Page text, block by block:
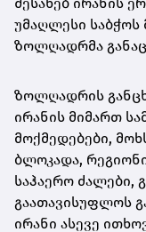
უმაღლესი საბჭოს
ზოლღადრმა
ზოლღადრის
ირანის მიმართ
მოქმედებები,
ბლოკადა,
საჰაერო ძალები,
გაათავისუფლოს
ირანი ასევე